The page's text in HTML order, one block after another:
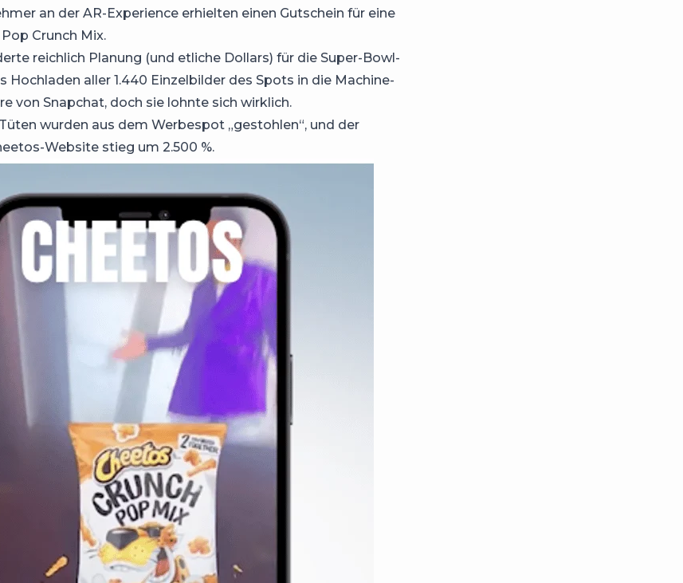
an der AR-Experience erhielten einen Gutschein für eine
Crunch Mix.
reichlich Planung (und etliche Dollars) für die Super-Bowl-
Hochladen aller 1.440 Einzelbilder des Spots in die Machine-
von Snapchat, doch sie lohnte sich wirklich.
wurden aus dem Werbespot „gestohlen“, und der
Website stieg um 2.500 %.